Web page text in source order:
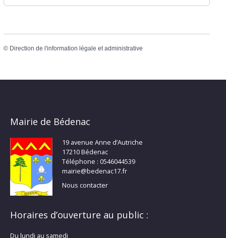
© Direction de l'information légale et administrative
Mairie de Bédenac
19 avenue Anne d’Autriche
17210 Bédenac
Téléphone : 0546044539
mairie@bedenac17.fr
Nous contacter
Horaires d’ouverture au public :
Du lundi au samedi